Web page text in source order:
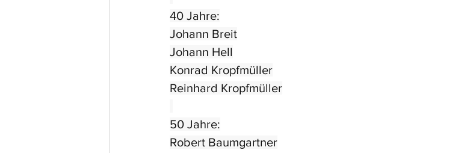
40 Jahre:
Johann Breit
Johann Hell
Konrad Kropfmüller
Reinhard Kropfmüller
50 Jahre:
Robert Baumgartner